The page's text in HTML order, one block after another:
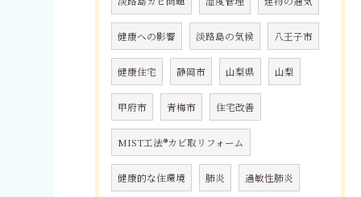
健康への影響 淡路島の気候 八王子市
健康住宅 静岡市 山梨県 山梨
甲府市 青梅市 住宅改善
MIST工法®カビ取リフォーム
健康的な住環境 肺炎 過敏性肺炎